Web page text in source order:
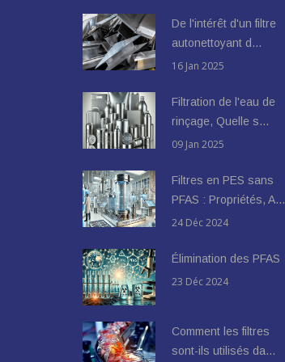
De l'intérêt d'un filtre
autonettoyant d…
16 Jan 2025
Filtration de l'eau de
rinçage, Quelle s…
09 Jan 2025
Filtres en PES sans
PFAS : Propriétés, A…
24 Déc 2024
Élimination des PFAS
23 Déc 2024
Comment les filtres
sont-ils utilisés da…